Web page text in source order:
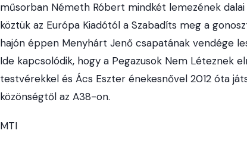
műsorban Németh Róbert mindkét lemezének
köztük az Európa Kiadótól a Szabadíts meg a
hajón éppen Menyhárt Jenő csapatának vendége
Ide kapcsolódik, hogy a Pegazusok Nem Léteznek
testvérekkel és Ács Eszter énekesnővel 2012 óta
közönségtől az A38-on.
MTI